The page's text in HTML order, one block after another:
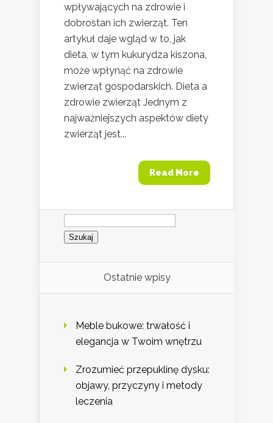
wpływających na zdrowie i
dobrostan ich zwierząt. Ten
artykuł daje wgląd w to, jak
dieta, w tym kukurydza kiszona,
może wpłynąć na zdrowie
zwierząt gospodarskich. Dieta a
zdrowie zwierząt Jednym z
najważniejszych aspektów diety
zwierząt jest...
Read More
Szukaj:
Ostatnie wpisy
Meble bukowe: trwałość i
elegancja w Twoim wnętrzu
Zrozumieć przepuklinę dysku:
objawy, przyczyny i metody
leczenia